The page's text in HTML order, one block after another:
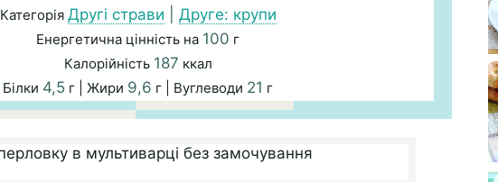
Категорія Другі страви Друге: крупи
Енергетична цінність на 100 г
Калорійність 187 ккал
Білки 4,5 г | Жири 9,6 г | Вуглеводи 21 г